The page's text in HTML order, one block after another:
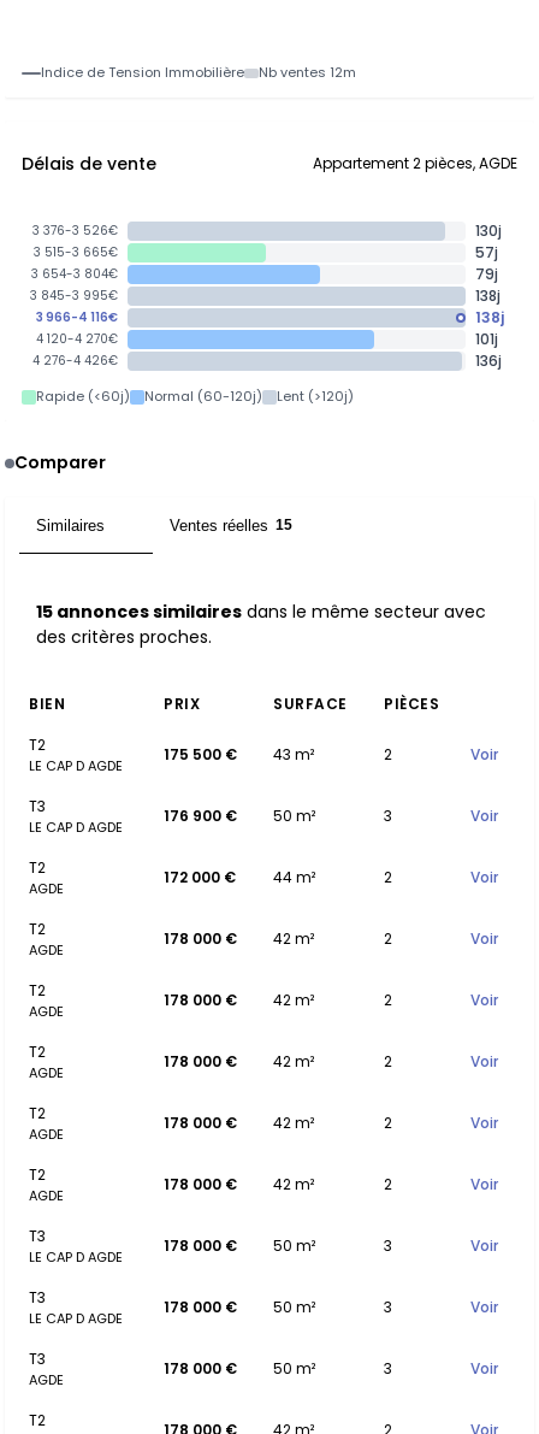
Indice de Tension Immobilière Nb ventes 12m
Délais de vente Appartement 2 pièces, AGDE
3 376-3 526€ 130j
3 515-3 665€ 57j
3 654-3 804€ 79j
3 845-3 995€ 138j
3 966-4 116€ 138j
4 120-4 270€ 101j
4 276-4 426€ 136j
Rapide (<60j) Normal (60-120j) Lent (>120j)
Comparer
Similaires Ventes réelles 15
15 annonces similaires dans le même secteur avec
des critères proches.
BIEN PRIX SURFACE
PIÈCES
T2
LE CAP D AGDE
175 500 € 43 m² 2 Voir
T3
LE CAP D AGDE
176 900 € 50 m² 3 Voir
T2
AGDE
172 000 € 44 m² 2 Voir
T2
AGDE
178 000 € 42 m² 2 Voir
T2
AGDE
178 000 € 42 m² 2 Voir
T2
AGDE
178 000 € 42 m² 2 Voir
T2
AGDE
178 000 € 42 m² 2 Voir
T2
AGDE
178 000 € 42 m² 2 Voir
T3
LE CAP D AGDE
178 000 € 50 m² 3 Voir
T3
LE CAP D AGDE
178 000 € 50 m² 3 Voir
T3
AGDE
178 000 € 50 m² 3 Voir
T2 178 000 € 42 m² 2 Voir